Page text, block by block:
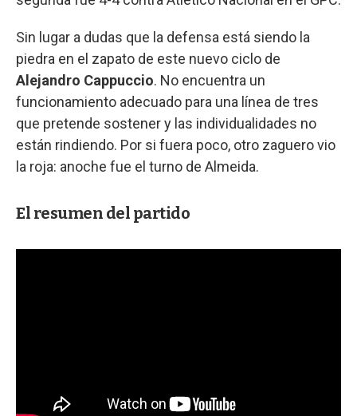
Sin lugar a dudas que la defensa está siendo la
piedra en el zapato de este nuevo ciclo de
Alejandro Cappuccio. No encuentra un
funcionamiento adecuado para una línea de tres
que pretende sostener y las individualidades no
están rindiendo. Por si fuera poco, otro zaguero vio
la roja: anoche fue el turno de Almeida.
El resumen del partido